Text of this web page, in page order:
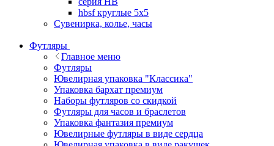
hbsf круглые 5x5
Сувенирка, колье, часы
Футляры
Главное меню
Футляры
Ювелирная упаковка "Классика"
Упаковка бархат премиум
Наборы футляров со скидкой
Футляры для часов и браслетов
Упаковка фантазия премиум
Ювелирные футляры в виде сердца